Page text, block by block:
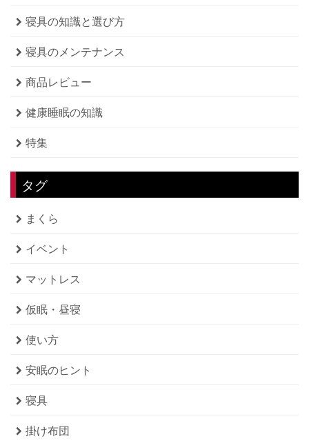
寝具の知識と選び方
寝具のメンテナンス
商品レビュー
健康睡眠の知識
特集
タグ
まくら
イベント
マットレス
仮眠・昼寝
使い方
安眠のヒント
寝具
掛け布団